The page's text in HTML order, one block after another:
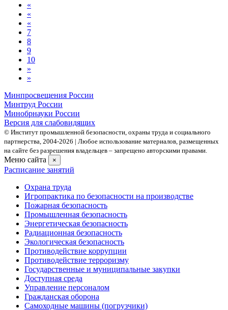
«
«
«
7
8
9
10
»
»
Минпросвещения России
Минтруд России
Минобрнауки России
Версия для слабовидящих
© Институт промышленной безопасности, охраны труда и социального
партнерства, 2004- 2026 | Любое использование материалов, размещенных
на сайте без разрешения владельцев – запрещено авторскими правами.
Меню сайта ×
Расписание занятий
Охрана труда
Игропрактика по безопасности на производстве
Пожарная безопасность
Промышленная безопасность
Энергетическая безопасность
Радиационная безопасность
Экологическая безопасность
Противодействие коррупции
Противодействие терроризму
Государственные и муниципальные закупки
Доступная среда
Управление персоналом
Гражданская оборона
Самоходные машины (погрузчики)